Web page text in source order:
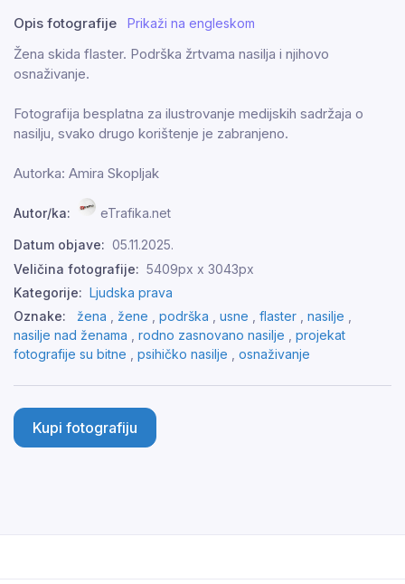
Opis fotografije Prikaži na engleskom
Žena skida flaster. Podrška žrtvama nasilja i njihovo
osnaživanje.
Fotografija besplatna za ilustrovanje medijskih sadržaja o
nasilju, svako drugo korištenje je zabranjeno.
Autorka: Amira Skopljak
Autor/ka: eTrafika.net
Datum objave: 05.11.2025.
Veličina fotografije: 5409px x 3043px
Kategorije: Ljudska prava
Oznake:
žena žene podrška usne flaster nasilje
nasilje nad ženama
rodno zasnovano nasilje
projekat
fotografije su bitne
psihičko nasilje osnaživanje
Kupi fotografiju